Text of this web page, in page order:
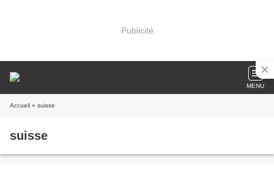
Publicité
MENU
Accueil » suisse
suisse